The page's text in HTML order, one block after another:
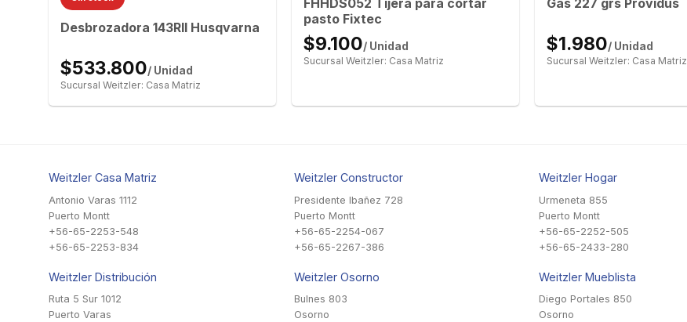
Desbrozadora 143RII Husqvarna
$533.800/ Unidad
Sucursal Weitzler: Casa Matriz
pasto Fixtec
$9.100/ Unidad
Sucursal Weitzler: Casa Matriz
Gas 227 grs Providus
$1.980/ Unidad
Sucursal Weitzler: Casa Matriz
Weitzler Casa Matriz
Antonio Varas 1112
Puerto Montt
+56-65-2253-548
+56-65-2253-834
Weitzler Distribución
Ruta 5 Sur 1012
Puerto Varas
Weitzler Constructor
Presidente Ibañez 728
Puerto Montt
+56-65-2254-067
+56-65-2267-386
Weitzler Osorno
Bulnes 803
Osorno
Weitzler Hogar
Urmeneta 855
Puerto Montt
+56-65-2252-505
+56-65-2433-280
Weitzler Mueblista
Diego Portales 850
Osorno